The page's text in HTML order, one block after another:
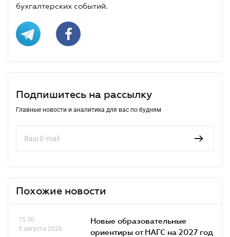
бухгалтерских событий.
Подпишитесь на рассылку
Главные новости и аналитика для вас по будням
Похожие новости
15.30
5 августа 2026
Новые образовательные
ориентиры от НАГС на 2027 год